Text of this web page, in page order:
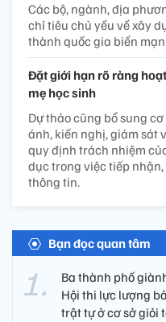
Các bộ, ngành, địa
chỉ tiêu chủ yếu về xây
thành quốc gia biển
Đặt giới hạn rõ ràng
mẹ học sinh
Dự thảo cũng bổ sung
ánh, kiến nghị, giám sát
quy định trách nhiệm
dục trong việc tiếp
thông tin.
Bạn đọc quan tâm
Ba thành phố
Hội thi lực lượng
trật tự ở cơ sở giỏi